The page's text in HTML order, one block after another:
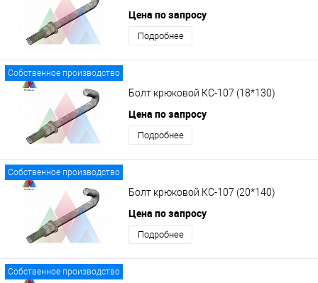
Цена по запросу
Подробнее
Собственное производство
Болт крюковой КС-107 (18*130)
Цена по запросу
Подробнее
Собственное производство
Болт крюковой КС-107 (20*140)
Цена по запросу
Подробнее
Собственное производство